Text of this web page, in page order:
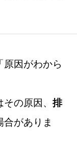
原因がわから
の原因、 排
合がありま